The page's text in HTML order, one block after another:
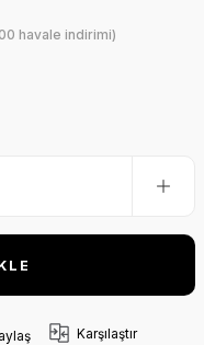
havale indirimi)
Karşılaştır